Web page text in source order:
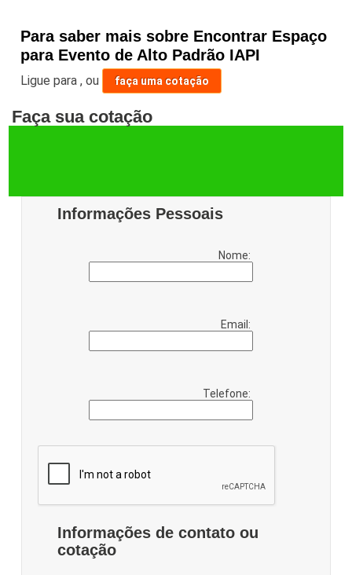
Para saber mais sobre Encontrar Espaço
para Evento de Alto Padrão IAPI
Ligue para,ou faça uma cotação
Faça sua cotação
Informações Pessoais
Nome:
Email:
Telefone:
Informações de contato ou
cotação